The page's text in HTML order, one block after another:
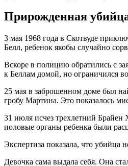
Прирожденная
3 мая 1968 года в Скотвуде
Белл, ребенок якобы случайно
Вскоре в полицию обратились с
к Беллам домой, но ограничился
25 мая в заброшенном доме был
гробу Мартина. Это показалось
31 июля исчез трехлетний
половые органы ребенка были
Экспертиза показала, что убийца
Девочка сама выдала себя. Она